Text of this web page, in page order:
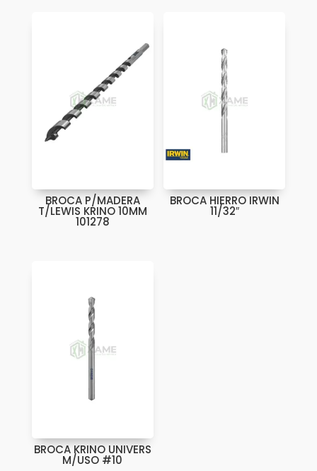
BROCA P/MADERA
T/LEWIS KRINO 10MM
101278
BROCA HIERRO IRWIN
11/32″
BROCA KRINO UNIVERS
M/USO #10